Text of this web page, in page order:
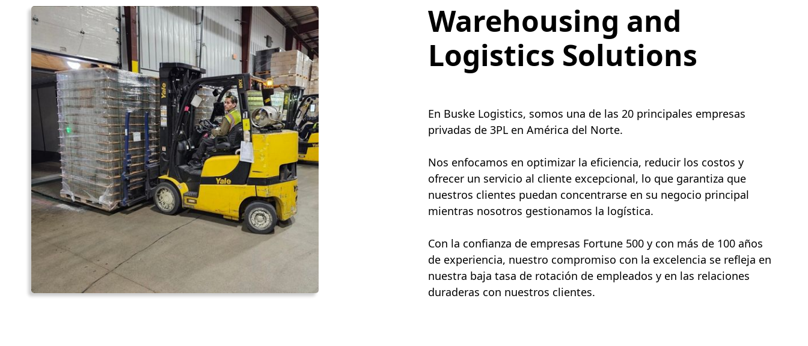
Warehousing and
Logistics Solutions
En Buske Logistics, somos una de las 20 principales empresas
privadas de 3PL en América del Norte.
Nos enfocamos en optimizar la eficiencia, reducir los costos y
ofrecer un servicio al cliente excepcional, lo que garantiza que
nuestros clientes puedan concentrarse en su negocio principal
mientras nosotros gestionamos la logística.
Con la confianza de empresas Fortune 500 y con más de 100 años
de experiencia, nuestro compromiso con la excelencia se refleja en
nuestra baja tasa de rotación de empleados y en las relaciones
duraderas con nuestros clientes.